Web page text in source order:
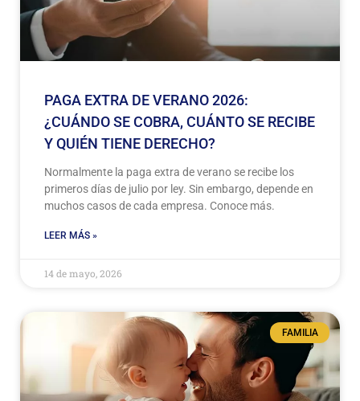
PAGA EXTRA DE VERANO 2026:
¿CUÁNDO SE COBRA, CUÁNTO SE RECIBE
Y QUIÉN TIENE DERECHO?
Normalmente la paga extra de verano se recibe los
primeros días de julio por ley. Sin embargo, depende en
muchos casos de cada empresa. Conoce más.
LEER MÁS »
14 de mayo, 2026
FAMILIA